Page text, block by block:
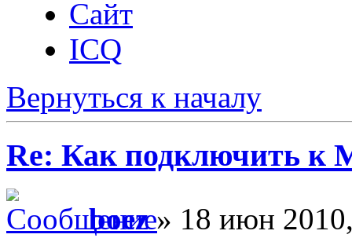
Сайт
ICQ
Вернуться к началу
Re: Как подключить к
boez» 18 июн